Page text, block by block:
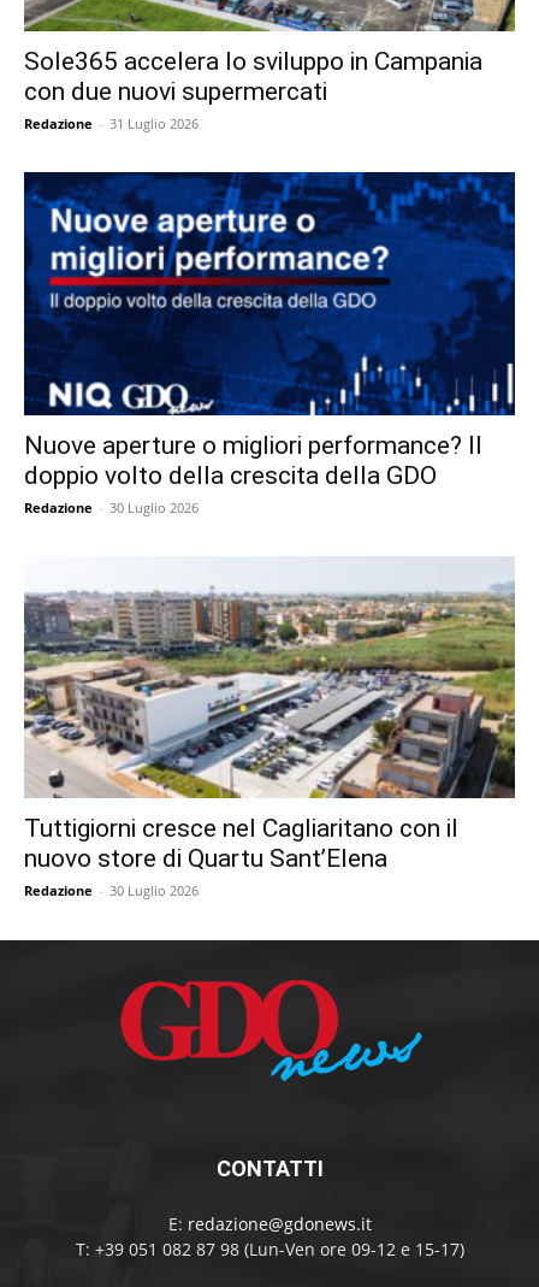
Sole365 accelera lo sviluppo in Campania
con due nuovi supermercati
Redazione - 31 Luglio 2026
Nuove aperture o migliori performance? Il
doppio volto della crescita della GDO
Redazione - 30 Luglio 2026
Tuttigiorni cresce nel Cagliaritano con il
nuovo store di Quartu Sant’Elena
Redazione - 30 Luglio 2026
CONTATTI
E: redazione@gdonews.it
T: +39 051 082 87 98 (Lun-Ven ore 09-12 e 15-17)